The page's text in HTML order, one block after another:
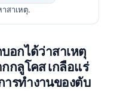
สาเหตุ.
อกได้ว่าสาเหตุ
กลูโคส เกลือแร่
ารทำงานของตับ